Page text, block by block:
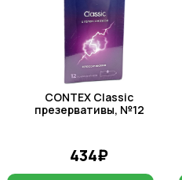
CONTEX Classic
презервативы, №12
434₽